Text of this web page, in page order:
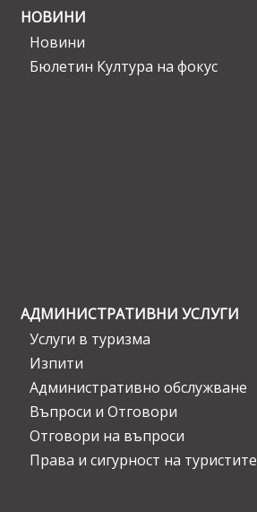
НОВИНИ
Новини
Бюлетин Култура на фокус
АДМИНИСТРАТИВНИ УСЛУГИ
Услуги в туризма
Изпити
Административно обслужване
Въпроси и Отговори
Отговори на въпроси
Права и сигурност на туристите